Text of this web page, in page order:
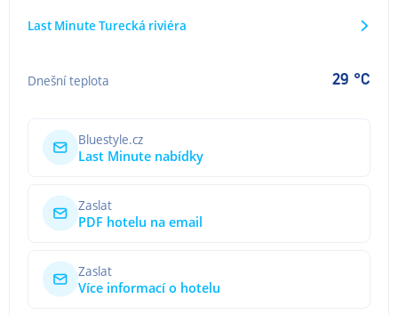
Last Minute Turecká riviéra
Dnešní teplota 29 °C
Bluestyle.cz
Last Minute nabídky
Zaslat
PDF hotelu na email
Zaslat
Více informací o hotelu